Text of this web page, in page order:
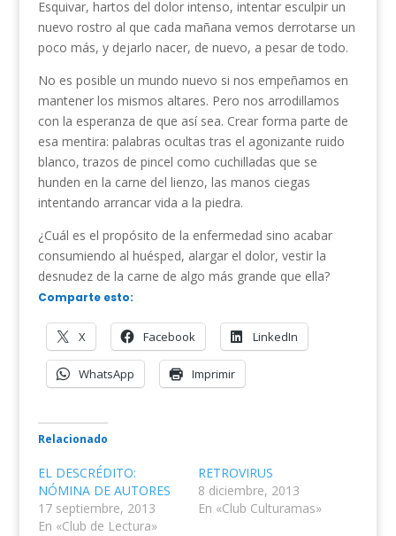
Esquivar, hartos del dolor intenso, intentar esculpir un
nuevo rostro al que cada mañana vemos derrotarse un
poco más, y dejarlo nacer, de nuevo, a pesar de todo.
No es posible un mundo nuevo si nos empeñamos en
mantener los mismos altares. Pero nos arrodillamos
con la esperanza de que así sea. Crear forma parte de
esa mentira: palabras ocultas tras el agonizante ruido
blanco, trazos de pincel como cuchilladas que se
hunden en la carne del lienzo, las manos ciegas
intentando arrancar vida a la piedra.
¿Cuál es el propósito de la enfermedad sino acabar
consumiendo al huésped, alargar el dolor, vestir la
desnudez de la carne de algo más grande que ella?
Comparte esto:
X Facebook LinkedIn
WhatsApp Imprimir
Relacionado
EL DESCRÉDITO:
NÓMINA DE AUTORES
17 septiembre, 2013
En «Club de Lectura»
RETROVIRUS
8 diciembre, 2013
En «Club Culturamas»